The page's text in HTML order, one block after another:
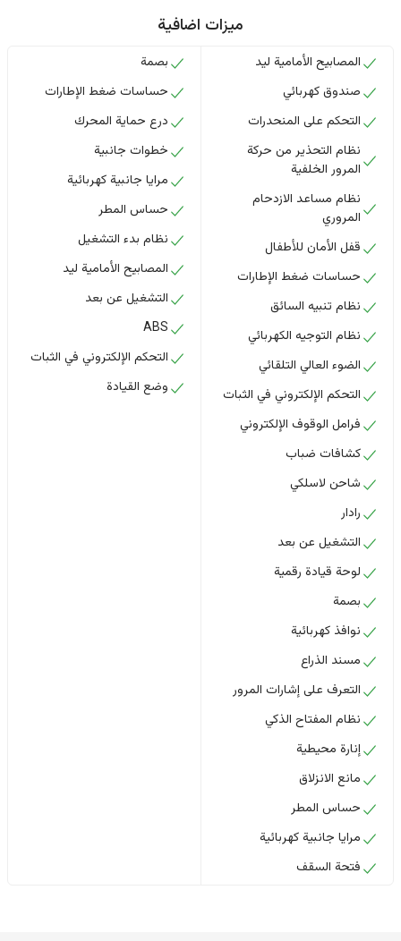
ميزات اضافية
المصابيح الأمامية ليد
صندوق كهربائي
التحكم على المنحدرات
نظام التحذير من حركة
المرور الخلفية
نظام مساعد الازدحام
المروري
قفل الأمان للأطفال
حساسات ضغط الإطارات
نظام تنبيه السائق
نظام التوجيه الكهربائي
الضوء العالي التلقائي
التحكم الإلكتروني في الثبات
فرامل الوقوف الإلكتروني
كشافات ضباب
شاحن لاسلكي
رادار
التشغيل عن بعد
لوحة قيادة رقمية
بصمة
نوافذ كهربائية
مسند الذراع
التعرف على إشارات المرور
نظام المفتاح الذكي
إنارة محيطية
مانع الانزلاق
حساس المطر
مرايا جانبية كهربائية
فتحة السقف
بصمة
حساسات ضغط الإطارات
درع حماية المحرك
خطوات جانبية
مرايا جانبية كهربائية
حساس المطر
نظام بدء التشغيل
المصابيح الأمامية ليد
التشغيل عن بعد
ABS
التحكم الإلكتروني في الثبات
وضع القيادة